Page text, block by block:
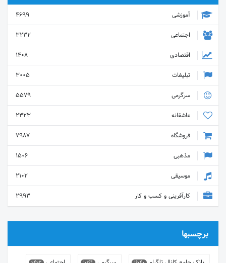
آموزشی
4699
اجتماعی
3232
اقتصادی
1408
تبلیغات
3005
سرگرمی
5579
عاشقانه
2323
فروشگاه
7987
مذهبی
1506
موسیقی
2102
کارآفرینی و کسب و کار
2993
برچسبها